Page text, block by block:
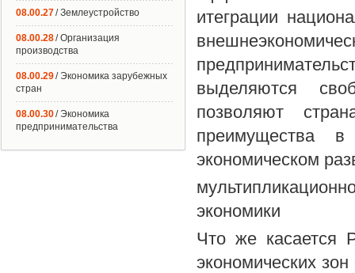
итеграции
выделяются
позволяют
преимущества в
экономическом
экономики
Что же касается
экономических
08.00.27/ Землеустройство
08.00.28/ Организация
производства
08.00.29/ Экономика зарубежных
стран
08.00.30/ Экономика
предпринимательства